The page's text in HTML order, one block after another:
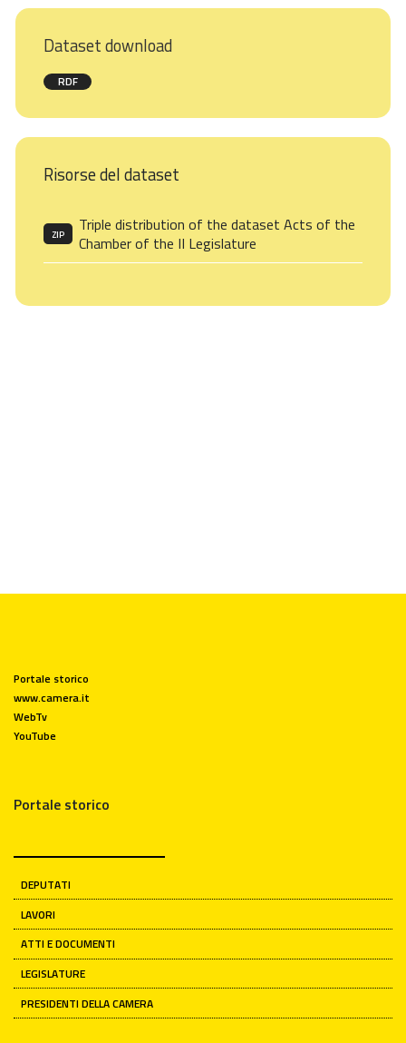
Dataset download
RDF
Risorse del dataset
ZIP
Triple distribution of the dataset Acts of the
Chamber of the II Legislature
Portale storico
www.camera.it
WebTv
YouTube
Portale storico
DEPUTATI
LAVORI
ATTI E DOCUMENTI
LEGISLATURE
PRESIDENTI DELLA CAMERA